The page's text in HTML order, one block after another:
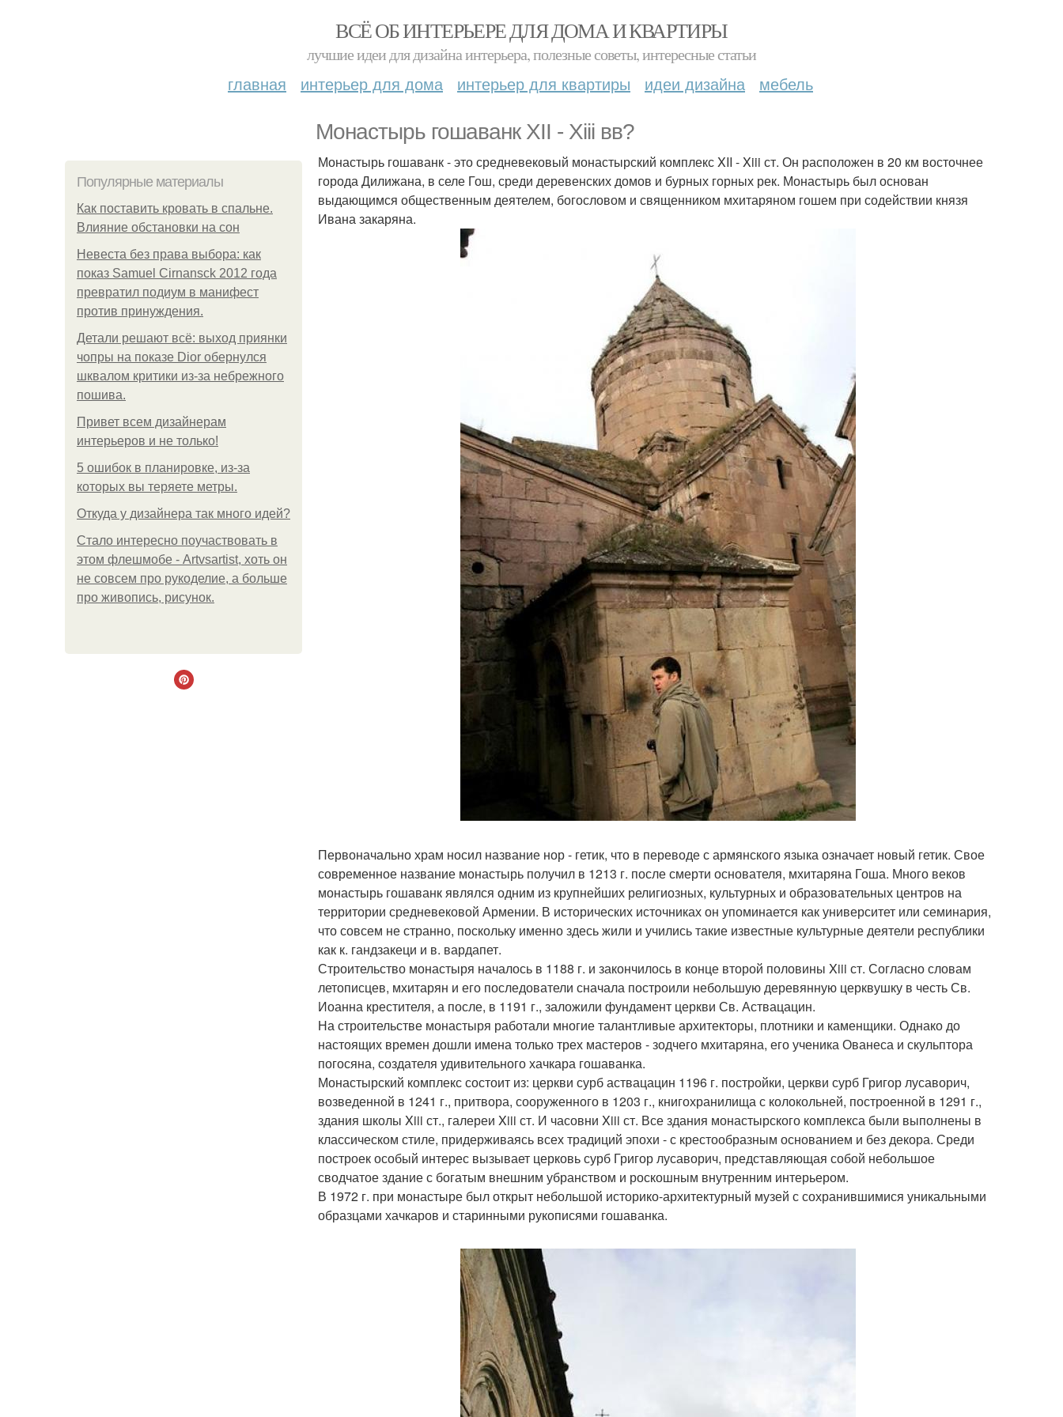
ВСЁ ОБ ИНТЕРЬЕРЕ ДЛЯ ДОМА И КВАРТИРЫ
лучшие идеи для дизайна интерьера, полезные советы, интересные статьи
главная интерьер для дома интерьер для квартиры идеи дизайна мебель
Монастырь гошаванк XII - Xiii вв?
Популярные материалы
Как поставить кровать в спальне.
Влияние обстановки на сон
Невеста без права выбора: как
показ Samuel Cirnansck 2012 года
превратил подиум в манифест
против принуждения.
Детали решают всё: выход приянки
чопры на показе Dior обернулся
шквалом критики из-за небрежного
пошива.
Привет всем дизайнерам
интерьеров и не только!
5 ошибок в планировке, из-за
которых вы теряете метры.
Откуда у дизайнера так много идей?
Стало интересно поучаствовать в
этом флешмобе - Artvsartist, хоть он
не совсем про рукоделие, а больше
про живопись, рисунок.
Монастырь гошаванк - это средневековый монастырский комплекс XII - Xiii ст. Он расположен в 20 км восточнее
города Дилижана, в селе Гош, среди деревенских домов и бурных горных рек. Монастырь был основан
выдающимся общественным деятелем, богословом и священником мхитаряном гошем при содействии князя
Ивана закаряна.
Первоначально храм носил название нор - гетик, что в переводе с армянского языка означает новый гетик. Свое
современное название монастырь получил в 1213 г. после смерти основателя, мхитаряна Гоша. Много веков
монастырь гошаванк являлся одним из крупнейших религиозных, культурных и образовательных центров на
территории средневековой Армении. В исторических источниках он упоминается как университет или семинария,
что совсем не странно, поскольку именно здесь жили и учились такие известные культурные деятели республики
как к. гандзакеци и в. вардапет.
Строительство монастыря началось в 1188 г. и закончилось в конце второй половины Xiii ст. Согласно словам
летописцев, мхитарян и его последователи сначала построили небольшую деревянную церквушку в честь Св.
Иоанна крестителя, а после, в 1191 г., заложили фундамент церкви Св. Аствацацин.
На строительстве монастыря работали многие талантливые архитекторы, плотники и каменщики. Однако до
настоящих времен дошли имена только трех мастеров - зодчего мхитаряна, его ученика Ованеса и скульптора
погосяна, создателя удивительного хачкара гошаванка.
Монастырский комплекс состоит из: церкви сурб аствацацин 1196 г. постройки, церкви сурб Григор лусаворич,
возведенной в 1241 г., притвора, сооруженного в 1203 г., книгохранилища с колокольней, построенной в 1291 г.,
здания школы Xiii ст., галереи Xiii ст. И часовни Xiii ст. Все здания монастырского комплекса были выполнены в
классическом стиле, придерживаясь всех традиций эпохи - с крестообразным основанием и без декора. Среди
построек особый интерес вызывает церковь сурб Григор лусаворич, представляющая собой небольшое
сводчатое здание с богатым внешним убранством и роскошным внутренним интерьером.
В 1972 г. при монастыре был открыт небольшой историко-архитектурный музей с сохранившимися уникальными
образцами хачкаров и старинными рукописями гошаванка.